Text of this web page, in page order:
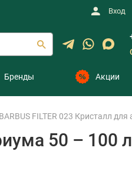
Вход
Бренды Акции
FILTER 023 Кристалл
50 – 100